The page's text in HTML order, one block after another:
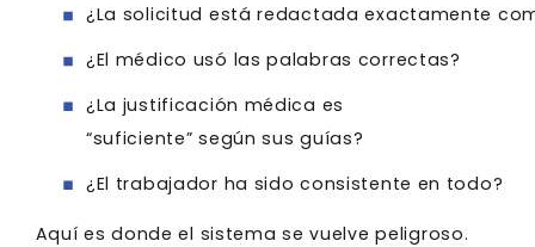
¿La solicitud está redactada exactamente
¿El médico usó las palabras correctas?
¿La justificación médica es
“suficiente” según sus guías?
¿El trabajador ha sido consistente en todo?
Aquí es donde el sistema se vuelve peligroso.